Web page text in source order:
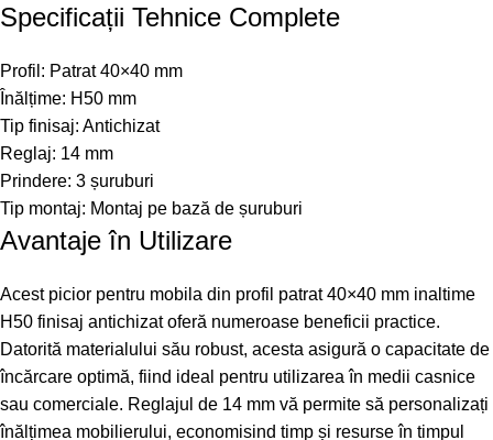
Specificații Tehnice Complete
Profil: Patrat 40×40 mm
Înălțime: H50 mm
Tip finisaj: Antichizat
Reglaj: 14 mm
Prindere: 3 șuruburi
Tip montaj: Montaj pe bază de șuruburi
Avantaje în Utilizare
Acest picior pentru mobila din profil patrat 40×40 mm inaltime
H50 finisaj antichizat oferă numeroase beneficii practice.
Datorită materialului său robust, acesta asigură o capacitate de
încărcare optimă, fiind ideal pentru utilizarea în medii casnice
sau comerciale. Reglajul de 14 mm vă permite să personalizați
înălțimea mobilierului, economisind timp și resurse în timpul